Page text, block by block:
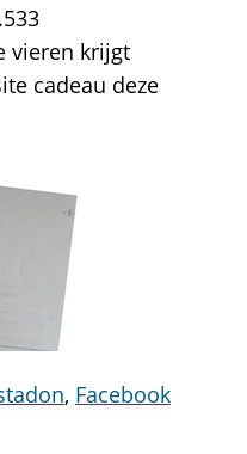
vieren krijgt
cadeau deze
, Facebook